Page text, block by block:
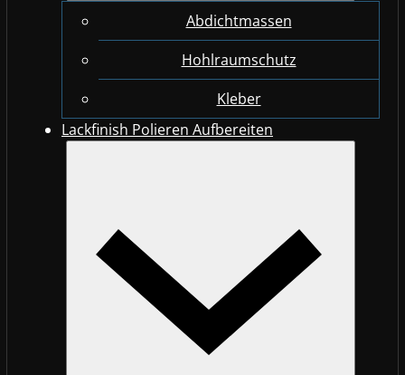
Abdichtmassen
Hohlraumschutz
Kleber
Lackfinish Polieren Aufbereiten